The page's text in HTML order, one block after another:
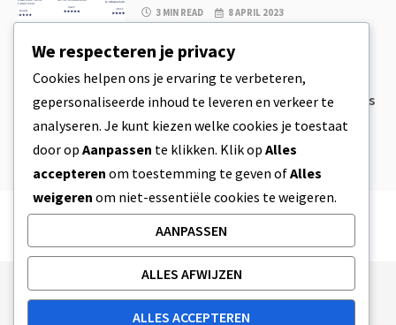
3 MIN READ 8 APRIL 2023
CBD Koekjesdeeg & Ongelooflijk
Simpele CBD Edibles Die Je Zelf Thuis
8 APRIL 2023
Publishing Principles
Ethics Policy
We respecteren je privacy
Cookies helpen ons je ervaring te verbeteren,
gepersonaliseerde inhoud te leveren en verkeer te
analyseren. Je kunt kiezen welke cookies je toestaat
door op Aanpassen te klikken. Klik op Alles
accepteren om toestemming te geven ofAlles
weigeren om niet-essentiële cookies te weigeren.
AANPASSEN
ALLES AFWIJZEN
ALLES ACCEPTEREN